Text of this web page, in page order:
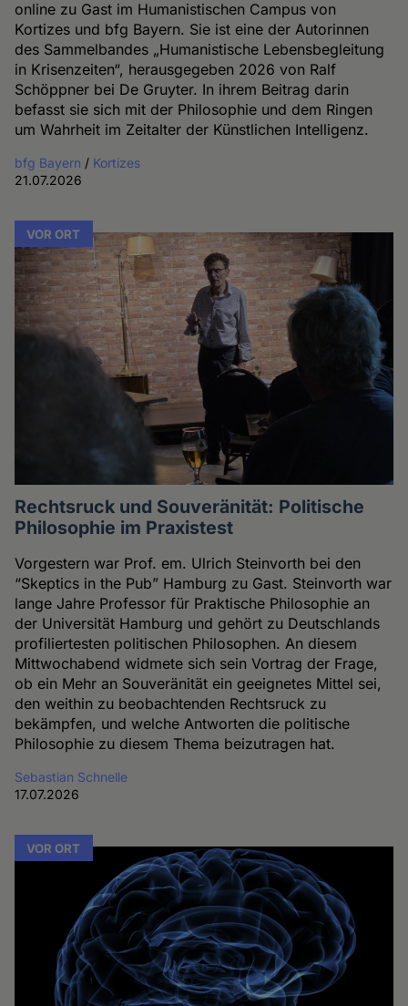
online zu Gast im Humanistischen Campus von
Kortizes und bfg Bayern. Sie ist eine der Autorinnen
des Sammelbandes „Humanistische Lebensbegleitung
in Krisenzeiten“, herausgegeben 2026 von Ralf
Schöppner bei De Gruyter. In ihrem Beitrag darin
befasst sie sich mit der Philosophie und dem Ringen
um Wahrheit im Zeitalter der Künstlichen Intelligenz.
bfg Bayern / Kortizes
21.07.2026
VOR ORT
Rechtsruck und Souveränität: Politische
Philosophie im Praxistest
Vorgestern war Prof. em. Ulrich Steinvorth bei den
“Skeptics in the Pub” Hamburg zu Gast. Steinvorth war
lange Jahre Professor für Praktische Philosophie an
der Universität Hamburg und gehört zu Deutschlands
profiliertesten politischen Philosophen. An diesem
Mittwochabend widmete sich sein Vortrag der Frage,
ob ein Mehr an Souveränität ein geeignetes Mittel sei,
den weithin zu beobachtenden Rechtsruck zu
bekämpfen, und welche Antworten die politische
Philosophie zu diesem Thema beizutragen hat.
Sebastian Schnelle
17.07.2026
VOR ORT